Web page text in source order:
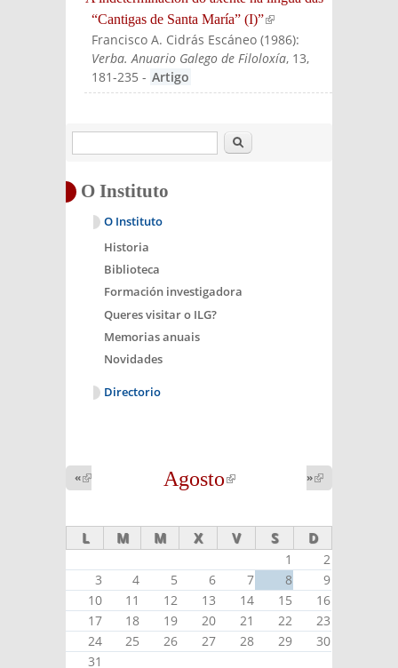
“Cantigas de Santa María” (I)”(link is
external)
Francisco A. Cidrás Escáneo (1986):
Verba. Anuario Galego de Filoloxía, 13,
181-235 - Artigo
Buscar
O Instituto
O Instituto
Historia
Biblioteca
Formación investigadora
Queres visitar o ILG?
Memorias anuais
Novidades
Directorio
Agosto
(link is
«
external)
»
external)
L M M X V S D
1
2
3
4 5 6 7 8
9
10
11 12 13 14 15
16
17
18 19 20 21 22
23
24
25 26 27 28 29
30
31